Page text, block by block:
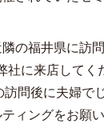
の福井県に訪
社に来店してく
訪問後に夫婦で
ィングをお願